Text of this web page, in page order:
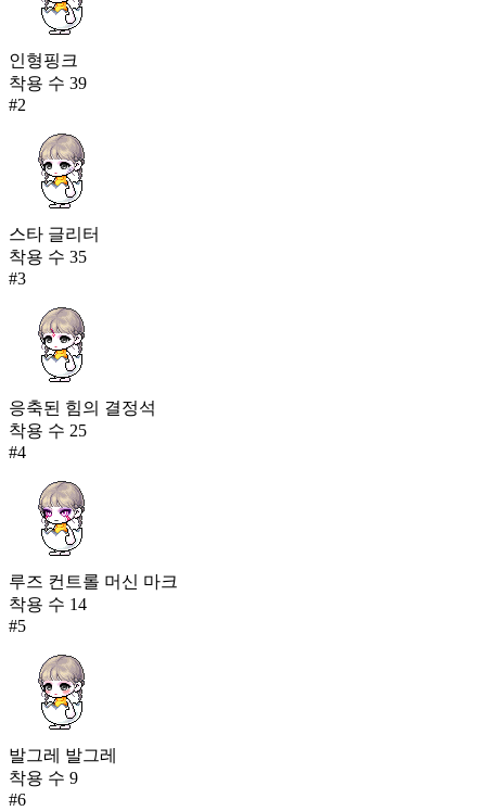
인형핑크
착용 수 39
#2
스타 글리터
착용 수 35
#3
응축된 힘의 결정석
착용 수 25
#4
루즈 컨트롤 머신 마크
착용 수 14
#5
발그레 발그레
착용 수 9
#6